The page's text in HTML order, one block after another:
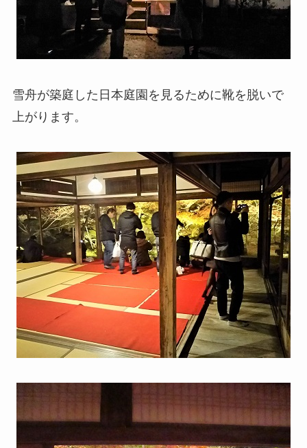
雪舟が築庭した日本庭園を見るために靴を脱いで
上がります。